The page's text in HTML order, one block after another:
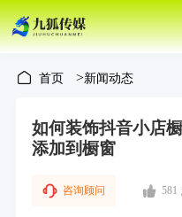
首页 >新闻动态
如何装饰抖音小店
添加到橱窗
咨询顾问 581